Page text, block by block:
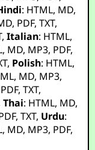
: HTML, MD,
, PDF,TXT,
,Italian: HTML,
, MD, MP3, PDF,
, Polish: HTML,
, MD, MP3,
PDF,TXT,
Thai: HTML, MD,
,TXT, Urdu:
, MD, MP3, PDF,